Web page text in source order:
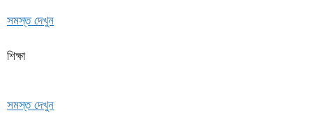
সমস্ত দেখুন
শিক্ষা
সমস্ত দেখুন